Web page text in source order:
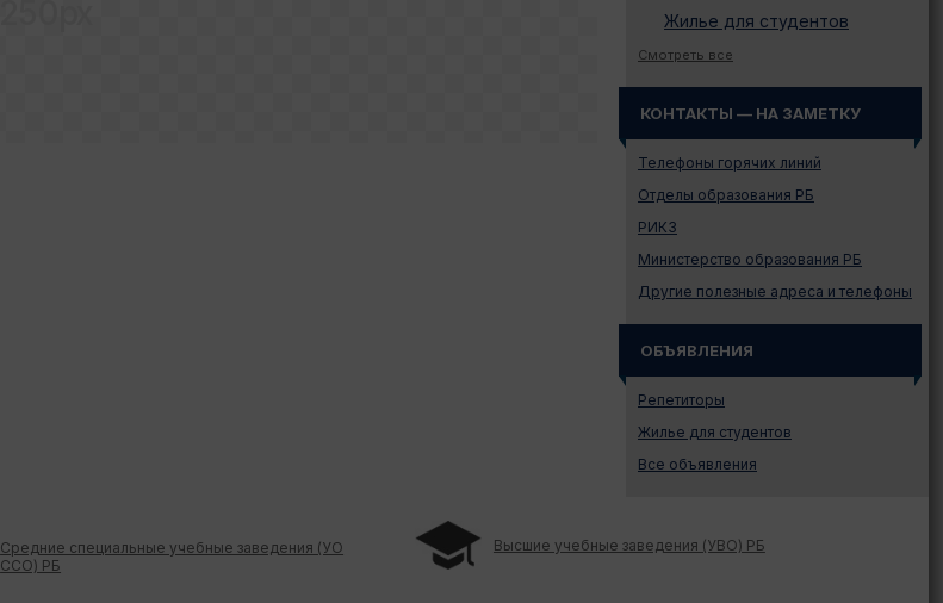
Жилье для студентов
Законодательство
Иностранному абитуриенту
Куда поступать на твою
специальность?
Куда поступать? — Это надо
знать!
Новости образования и не
Подготовительные курсы
Подготовка к ЦЭ и ЦТ.
Репетиторы
Поступление в вузы
Проходные баллы в вузах
Беларуси
Репетиционное
Смотреть все
КОНТАКТЫ — НА ЗАМЕТКУ
Телефоны горячих линий
Отделы образования РБ
РИКЗ
Министерство образования РБ
Другие полезные адреса и телефоны
ОБЪЯВЛЕНИЯ
Репетиторы
Жилье для студентов
Все объявления
Средние специальные учебные заведения (УО
ССО) РБ
Высшие учебные заведения (УВО) РБ